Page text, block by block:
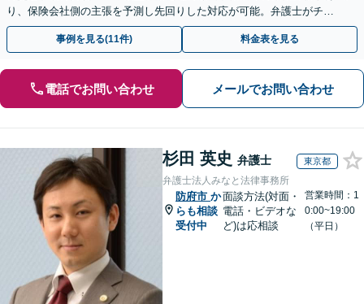
り、保険会社側の主張を予測し先回りした対応が可能。弁護士がチー
ムとなり示談交渉、休業損害、後遺障害等に対応。
事例を見る(11件) 料金表を見る
電話でお問い合わせ メールでお問い合わせ
杉田 英史 弁護士 東京都
弁護士法人みなと法律事務所
防府市 か
らも相談
受付中
面談方法(対面・
電話・ビデオな
ど)は応相談
営業時間：1
0:00~19:00
（平日）